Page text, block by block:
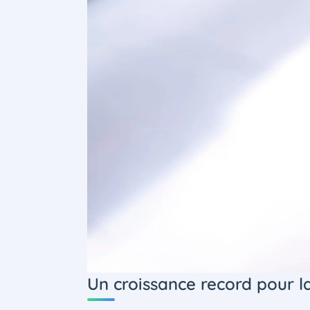
Un croissance record pour